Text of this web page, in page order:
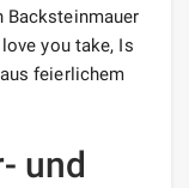
Backsteinmauer
you take, Is
feierlichem
und